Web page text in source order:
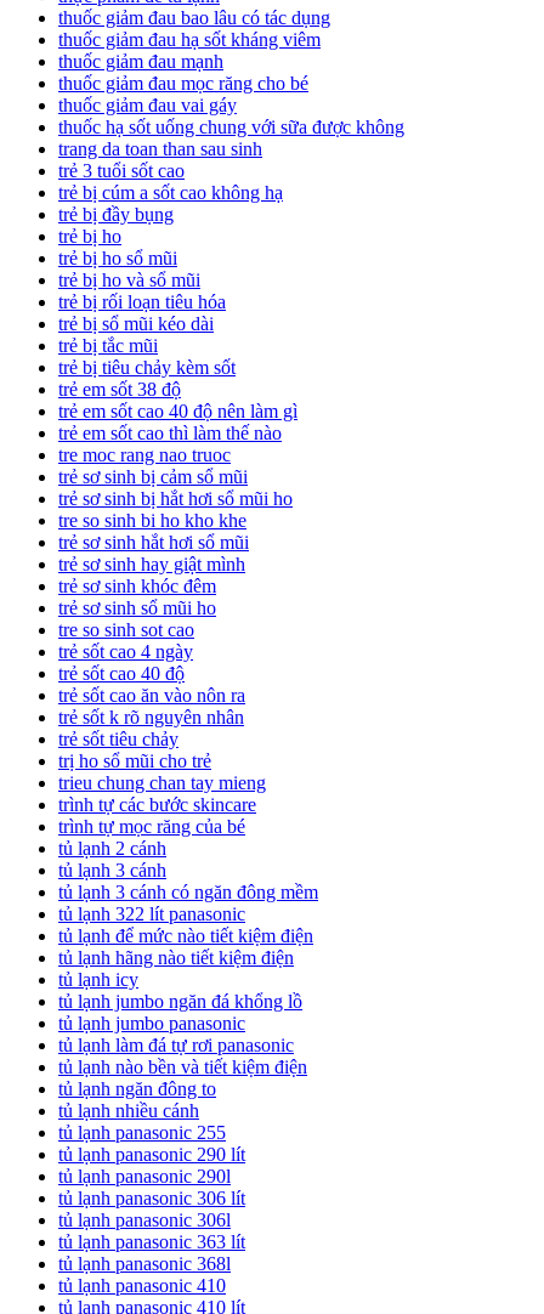
thuốc giảm đau bao lâu có tác dụng
thuốc giảm đau hạ sốt kháng viêm
thuốc giảm đau mạnh
thuốc giảm đau mọc răng cho bé
thuốc giảm đau vai gáy
thuốc hạ sốt uống chung với sữa được không
trang da toan than sau sinh
trẻ 3 tuổi sốt cao
trẻ bị cúm a sốt cao không hạ
trẻ bị đầy bụng
trẻ bị ho
trẻ bị ho sổ mũi
trẻ bị ho và sổ mũi
trẻ bị rối loạn tiêu hóa
trẻ bị sổ mũi kéo dài
trẻ bị tắc mũi
trẻ bị tiêu chảy kèm sốt
trẻ em sốt 38 độ
trẻ em sốt cao 40 độ nên làm gì
trẻ em sốt cao thì làm thế nào
tre moc rang nao truoc
trẻ sơ sinh bị cảm sổ mũi
trẻ sơ sinh bị hắt hơi sổ mũi ho
tre so sinh bi ho kho khe
trẻ sơ sinh hắt hơi sổ mũi
trẻ sơ sinh hay giật mình
trẻ sơ sinh khóc đêm
trẻ sơ sinh sổ mũi ho
tre so sinh sot cao
trẻ sốt cao 4 ngày
trẻ sốt cao 40 độ
trẻ sốt cao ăn vào nôn ra
trẻ sốt k rõ nguyên nhân
trẻ sốt tiêu chảy
trị ho sổ mũi cho trẻ
trieu chung chan tay mieng
trình tự các bước skincare
trình tự mọc răng của bé
tủ lạnh 2 cánh
tủ lạnh 3 cánh
tủ lạnh 3 cánh có ngăn đông mềm
tủ lạnh 322 lít panasonic
tủ lạnh để mức nào tiết kiệm điện
tủ lạnh hãng nào tiết kiệm điện
tủ lạnh icy
tủ lạnh jumbo ngăn đá khổng lồ
tủ lạnh jumbo panasonic
tủ lạnh làm đá tự rơi panasonic
tủ lạnh nào bền và tiết kiệm điện
tủ lạnh ngăn đông to
tủ lạnh nhiều cánh
tủ lạnh panasonic 255
tủ lạnh panasonic 290 lít
tủ lạnh panasonic 290l
tủ lạnh panasonic 306 lít
tủ lạnh panasonic 306l
tủ lạnh panasonic 363 lít
tủ lạnh panasonic 368l
tủ lạnh panasonic 410
tủ lạnh panasonic 410 lít